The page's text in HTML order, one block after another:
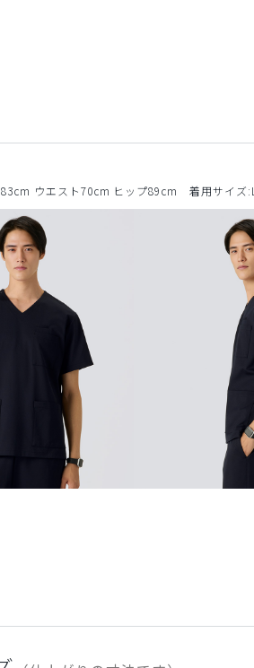
ウエスト70cm ヒップ89cm 着用サイズ:L